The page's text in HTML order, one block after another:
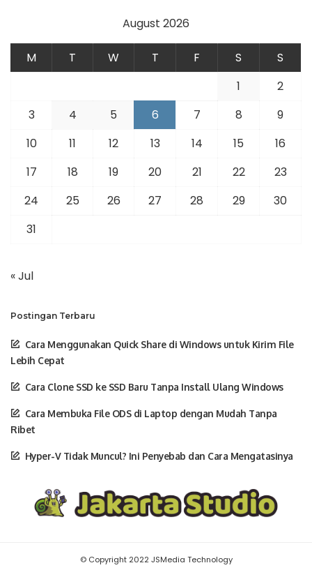
August 2026
M T W T F S
S
1
2
3
4 5 6 7 8
9
10
11 12 13 14 15
16
17
18 19 20 21 22
23
24
25 26 27 28 29
30
31
« Jul
Postingan Terbaru
Cara Menggunakan Quick Share di Windows untuk Kirim File
Lebih Cepat
Cara Clone SSD ke SSD Baru Tanpa Install Ulang Windows
Cara Membuka File ODS di Laptop dengan Mudah Tanpa
Ribet
Hyper-V Tidak Muncul? Ini Penyebab dan Cara Mengatasinya
© Copyright 2022 JSMedia Technology